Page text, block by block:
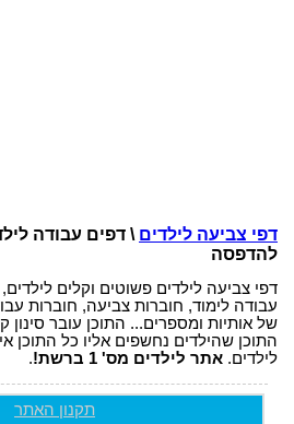
דפי צביעה לילדים \ דפים עבודה
להדפסה
דפי צביעה לילדים פשוטים וקלים
עבודה לימוד, חוברות צביעה, חוברות
של אותיות ומספרים... התוכן עובר סינון
התוכן שהילדים נחשפים אליו כל התוכן
לילדים. אתר לילדים מס' 1 ברשת! .
תקנון האתר